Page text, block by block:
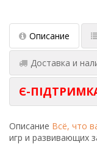
Описание
Доставка и
Є-
Описание Всё, что
игр и развивающих